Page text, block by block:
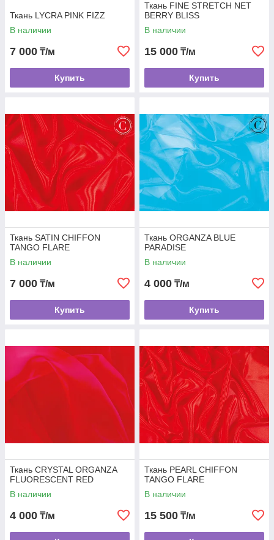
Ткань LYCRA PINK FIZZ
В наличии
7 000 ₸/м
Купить
Ткань FINE STRETCH NET
BERRY BLISS
В наличии
15 000 ₸/м
Купить
Ткань SATIN CHIFFON
TANGO FLARE
В наличии
7 000 ₸/м
Купить
Ткань ORGANZA BLUE
PARADISE
В наличии
4 000 ₸/м
Купить
Ткань CRYSTAL ORGANZA
FLUORESCENT RED
В наличии
4 000 ₸/м
Ткань PEARL CHIFFON
TANGO FLARE
В наличии
15 500 ₸/м